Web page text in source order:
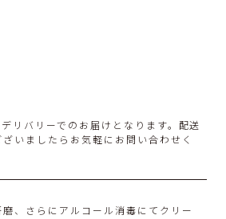
リバリーでのお届けとなります。配送
いましたらお気軽にお問い合わせく
、さらにアルコール消毒にてクリー